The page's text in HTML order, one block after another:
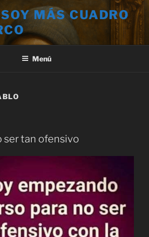
MÁS CUADRO
Menú
ser tan ofensivo